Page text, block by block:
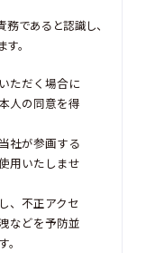
であると認識し、
。
ただく場合に
人の同意を得
社が参画する
用いたしませ
、不正アクセ
などを予防並